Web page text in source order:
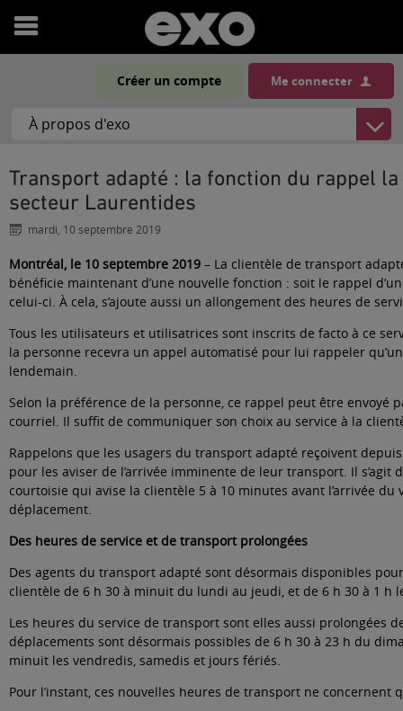
Ouvrir
menu
Créer un compte Me connecter
Transport adapté : la fonction du rappel la veille lancée dans le
secteur Laurentides
mardi, 10 septembre 2019
Montréal, le 10 septembre 2019 – La clientèle de transport
bénéficie maintenant d’une nouvelle fonction : soit le rappel
celui-ci. À cela, s’ajoute aussi un allongement des heures de
Tous les utilisateurs et utilisatrices sont inscrits de facto à ce
la personne recevra un appel automatisé pour lui rappeler
lendemain.
Selon la préférence de la personne, ce rappel peut être envoyé
courriel. Il suffit de communiquer son choix au service à la
Rappelons que les usagers du transport adapté reçoivent
pour les aviser de l’arrivée imminente de leur transport. Il s’agit
courtoisie qui avise la clientèle 5 à 10 minutes avant l’arrivée
déplacement.
Des heures de service et de transport prolongées
Des agents du transport adapté sont désormais disponibles
clientèle de 6 h 30 à minuit du lundi au jeudi, et de 6 h 30 à 1 h
Les heures du service de transport sont elles aussi prolongées
déplacements sont désormais possibles de 6 h 30 à 23 h du
minuit les vendredis, samedis et jours fériés.
Pour l’instant, ces nouvelles heures de transport ne concernent